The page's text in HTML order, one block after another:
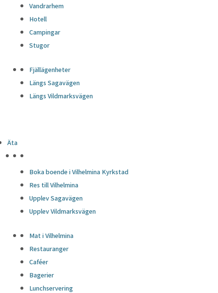
Vandrarhem
Hotell
Campingar
Stugor
Fjällägenheter
Längs Sagavägen
Längs Vildmarksvägen
Äta
Boka boende i Vilhelmina Kyrkstad
Res till Vilhelmina
Upplev Sagavägen
Upplev Vildmarksvägen
Mat i Vilhelmina
Restauranger
Caféer
Bagerier
Lunchservering